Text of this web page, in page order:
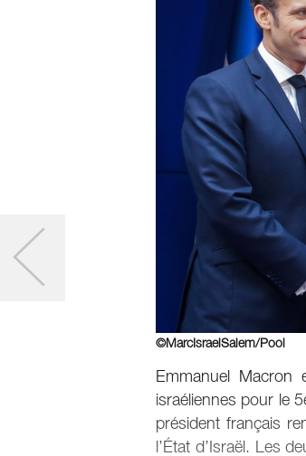
©MarcIsraelSalem/Pool
Emmanuel Macron
israéliennes pour le
président français
l’État d’Israël. Les